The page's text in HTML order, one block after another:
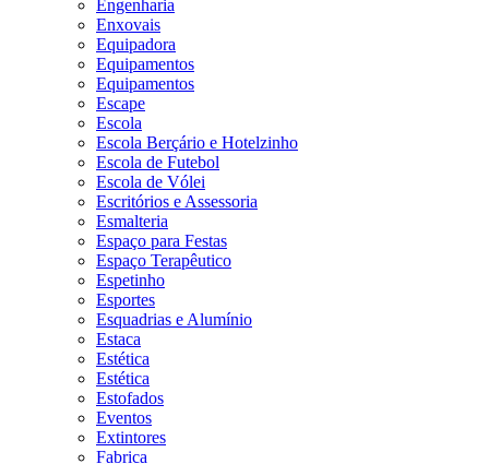
Engenharia
Enxovais
Equipadora
Equipamentos
Equipamentos
Escape
Escola
Escola Berçário e Hotelzinho
Escola de Futebol
Escola de Vólei
Escritórios e Assessoria
Esmalteria
Espaço para Festas
Espaço Terapêutico
Espetinho
Esportes
Esquadrias e Alumínio
Estaca
Estética
Estética
Estofados
Eventos
Extintores
Fabrica